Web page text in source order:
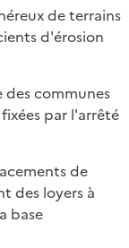
de terrains
d'érosion
des communes
par l'arrêté
de
des loyers à
base